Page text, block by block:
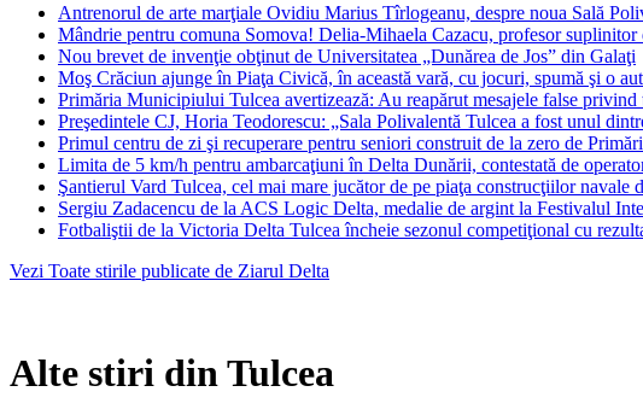
Antrenorul de arte marţiale Ovidiu Marius Tîrlogeanu, despre noua Sală
Mândrie pentru comuna Somova! Delia-Mihaela Cazacu, profesor suplinitor
Nou brevet de invenţie obţinut de Universitatea „Dunărea de Jos” din Galaţi
Moş Crăciun ajunge în Piaţa Civică, în această vară, cu jocuri, spumă şi o
Primăria Municipiului Tulcea avertizează: Au reapărut mesajele false privind
Preşedintele CJ, Horia Teodorescu: „Sala Polivalentă Tulcea a fost unul
Primul centru de zi şi recuperare pentru seniori construit de la zero de
Limita de 5 km/h pentru ambarcaţiuni în Delta Dunării, contestată de
Şantierul Vard Tulcea, cel mai mare jucător de pe piaţa construcţiilor navale
Sergiu Zadacencu de la ACS Logic Delta, medalie de argint la Festivalul
Fotbaliştii de la Victoria Delta Tulcea încheie sezonul competiţional cu
Vezi Toate stirile publicate de Ziarul Delta
Alte stiri din Tulcea